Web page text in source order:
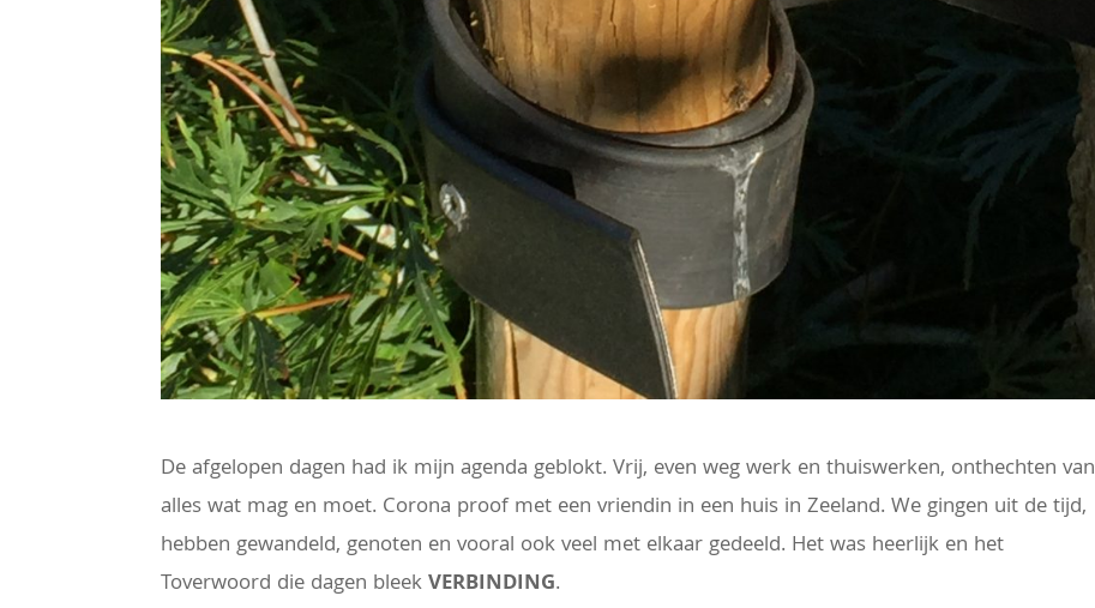
De afgelopen dagen had ik mijn agenda geblokt. Vrij, even weg werk en thuiswerken, onthechten van
alles wat mag en moet. Corona proof met een vriendin in een huis in Zeeland. We gingen uit de tijd,
hebben gewandeld, genoten en vooral ook veel met elkaar gedeeld. Het was heerlijk en het
Toverwoord die dagen bleekVERBINDING.